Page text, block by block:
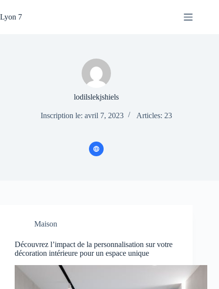
au
contenu
Lyon 7
lodilslekjshiels
Inscription le: avril 7, 2023 Articles: 23
Maison
Découvrez l’impact de la personnalisation sur votre
décoration intérieure pour un espace unique